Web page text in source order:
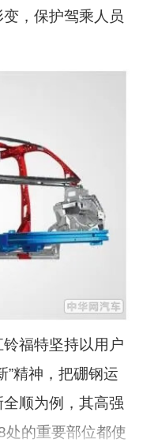
，保护驾乘人员
福特坚持以用户
”精神，把硼钢运
顺为例，其高强
处的重要部位都使